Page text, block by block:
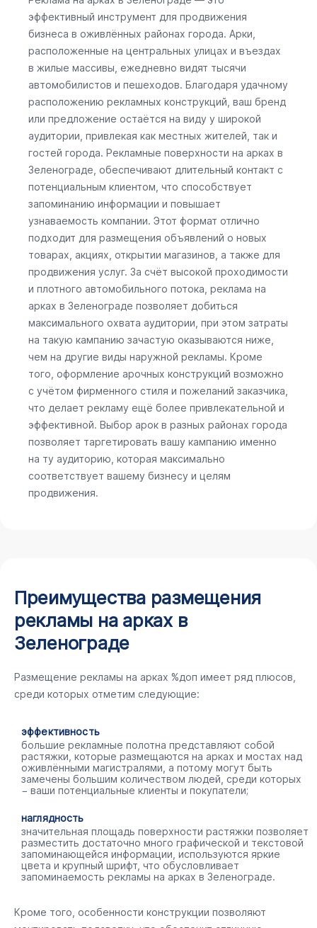
эффективный инструмент для продвижения
бизнеса в оживлённых районах города. Арки,
расположенные на центральных улицах и въездах
в жилые массивы, ежедневно видят тысячи
автомобилистов и пешеходов. Благодаря удачному
расположению рекламных конструкций, ваш бренд
или предложение остаётся на виду у широкой
аудитории, привлекая как местных жителей, так и
гостей города. Рекламные поверхности на арках в
Зеленограде, обеспечивают длительный контакт с
потенциальным клиентом, что способствует
запоминанию информации и повышает
узнаваемость компании. Этот формат отлично
подходит для размещения объявлений о новых
товарах, акциях, открытии магазинов, а также для
продвижения услуг. За счёт высокой проходимости
и плотного автомобильного потока, реклама на
арках в Зеленограде позволяет добиться
максимального охвата аудитории, при этом затраты
на такую кампанию зачастую оказываются ниже,
чем на другие виды наружной рекламы. Кроме
того, оформление арочных конструкций возможно
с учётом фирменного стиля и пожеланий заказчика,
что делает рекламу ещё более привлекательной и
эффективной. Выбор арок в разных районах города
позволяет таргетировать вашу кампанию именно
на ту аудиторию, которая максимально
соответствует вашему бизнесу и целям
продвижения.
Преимущества размещения
рекламы на арках в
Зеленограде
Размещение рекламы на арках %доп имеет ряд плюсов,
среди которых отметим следующие:
эффективность
большие рекламные полотна представляют собой
растяжки, которые размещаются на арках и мостах над
оживлёнными магистралями, а потому могут быть
замечены большим количеством людей, среди которых
− ваши потенциальные клиенты и покупатели;
наглядность
значительная площадь поверхности растяжки позволяет
разместить достаточно много графической и текстовой
запоминающейся информации, используются яркие
цвета и крупный шрифт, что обусловливает
запоминаемость рекламы на арках в Зеленограде.
Кроме того, особенности конструкции позволяют